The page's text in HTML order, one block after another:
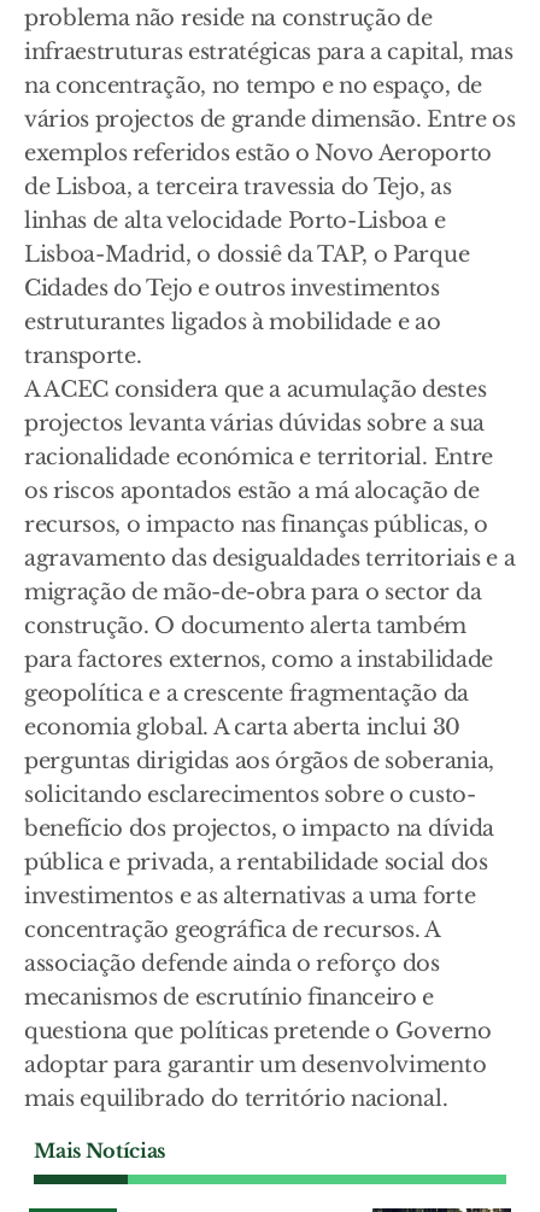
problema não reside na construção de
infraestruturas estratégicas para a capital, mas
na concentração, no tempo e no espaço, de
vários projectos de grande dimensão. Entre os
exemplos referidos estão o Novo Aeroporto
de Lisboa, a terceira travessia do Tejo, as
linhas de alta velocidade Porto-Lisboa e
Lisboa-Madrid, o dossiê da TAP, o Parque
Cidades do Tejo e outros investimentos
estruturantes ligados à mobilidade e ao
transporte.
A ACEC considera que a acumulação destes
projectos levanta várias dúvidas sobre a sua
racionalidade económica e territorial. Entre
os riscos apontados estão a má alocação de
recursos, o impacto nas finanças públicas, o
agravamento das desigualdades territoriais e a
migração de mão-de-obra para o sector da
construção. O documento alerta também
para factores externos, como a instabilidade
geopolítica e a crescente fragmentação da
economia global. A carta aberta inclui 30
perguntas dirigidas aos órgãos de soberania,
solicitando esclarecimentos sobre o custo-
benefício dos projectos, o impacto na dívida
pública e privada, a rentabilidade social dos
investimentos e as alternativas a uma forte
concentração geográfica de recursos. A
associação defende ainda o reforço dos
mecanismos de escrutínio financeiro e
questiona que políticas pretende o Governo
adoptar para garantir um desenvolvimento
mais equilibrado do território nacional.
Mais Notícias